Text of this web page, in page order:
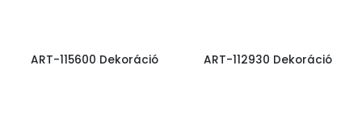
ART-115600 Dekoráció ART-112930 Dekoráció